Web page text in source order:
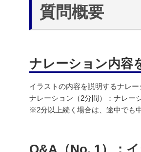
質問概要
ナレーション内容
イラストの内容を説明するナレー
ナレーション（2分間）：ナレー
※2分以上続く場合は、途中でも